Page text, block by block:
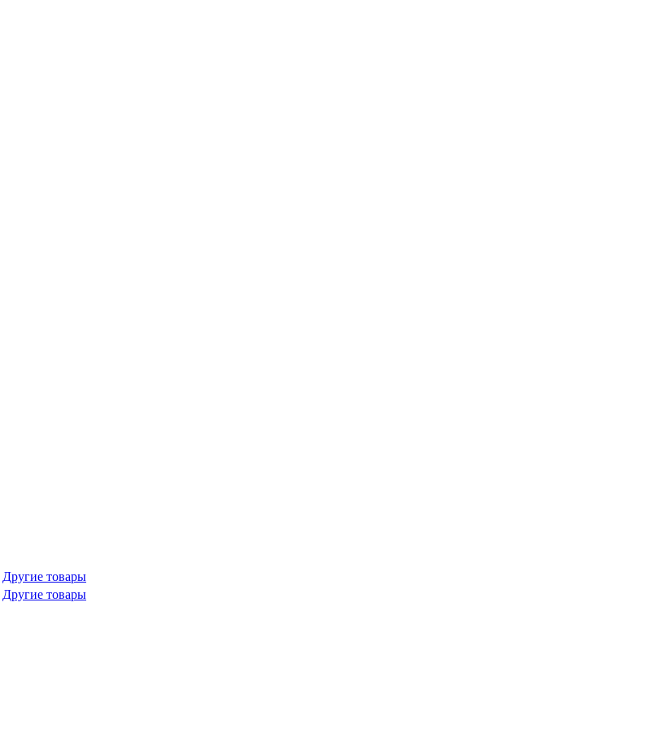
Другие товары
Другие товары